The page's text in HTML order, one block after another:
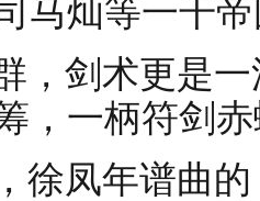
马灿等一干
，剑术更是
，一柄符剑
徐凤年谱曲